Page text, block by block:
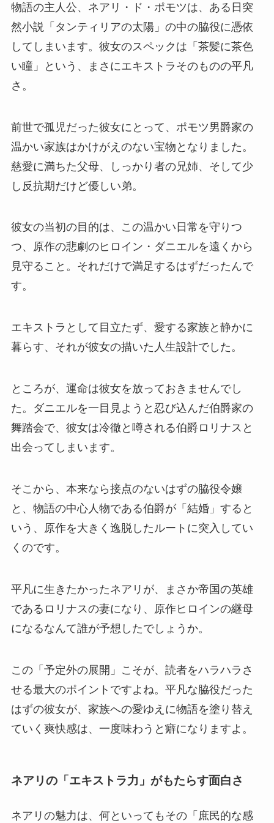
物語の主人公、ネアリ・ド・ポモツは、ある日突
然小説「タンティリアの太陽」の中の脇役に憑依
してしまいます。彼女のスペックは「茶髪に茶色
い瞳」という、まさにエキストラそのものの平凡
さ。
前世で孤児だった彼女にとって、ポモツ男爵家の
温かい家族はかけがえのない宝物となりました。
慈愛に満ちた父母、しっかり者の兄姉、そして少
し反抗期だけど優しい弟。
彼女の当初の目的は、この温かい日常を守りつ
つ、原作の悲劇のヒロイン・ダニエルを遠くから
見守ること。それだけで満足するはずだったんで
す。
エキストラとして目立たず、愛する家族と静かに
暮らす、それが彼女の描いた人生設計でした。
ところが、運命は彼女を放っておきませんでし
た。ダニエルを一目見ようと忍び込んだ伯爵家の
舞踏会で、彼女は冷徹と噂される伯爵ロリナスと
出会ってしまいます。
そこから、本来なら接点のないはずの脇役令嬢
と、物語の中心人物である伯爵が「結婚」すると
いう、原作を大きく逸脱したルートに突入してい
くのです。
平凡に生きたかったネアリが、まさか帝国の英雄
であるロリナスの妻になり、原作ヒロインの継母
になるなんて誰が予想したでしょうか。
この「予定外の展開」こそが、読者をハラハラさ
せる最大のポイントですよね。平凡な脇役だった
はずの彼女が、家族への愛ゆえに物語を塗り替え
ていく爽快感は、一度味わうと癖になりますよ。
ネアリの「エキストラ力」がもたらす面白さ
ネアリの魅力は、何といってもその「庶民的な感